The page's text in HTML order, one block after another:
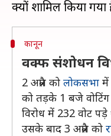
कानून
वक्फ संशोधन
2 अप्रैल को लोकसभा में
को तड़के 1 बजे
विरोध में 232 वोट पड़े
उसके बाद 3 अप्रैल को